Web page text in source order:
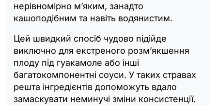
нерівномірно м’яким, занадто
кашоподібним та навіть водянистим.
Цей швидкий спосіб чудово підійде
виключно для екстреного розм’якшення
плоду під гуакамоле або інші
багатокомпонентні соуси. У таких стравах
решта інгредієнтів допоможуть вдало
замаскувати неминучі зміни консистенції.